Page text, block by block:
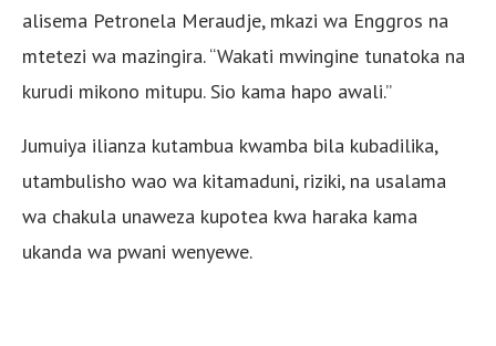
alisema Petronela Meraudje, mkazi wa Enggros na
mtetezi wa mazingira. “Wakati mwingine tunatoka na
kurudi mikono mitupu. Sio kama hapo awali.”
Jumuiya ilianza kutambua kwamba bila kubadilika,
utambulisho wao wa kitamaduni, riziki, na usalama
wa chakula unaweza kupotea kwa haraka kama
ukanda wa pwani wenyewe.